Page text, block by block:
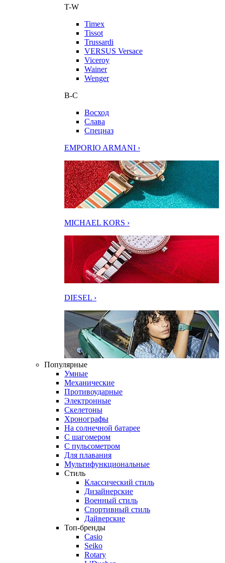
T-W
Timex
Tissot
Trussardi
VERSUS Versace
Viceroy
Wainer
Wenger
В-С
Восход
Слава
Спецназ
EMPORIO ARMANI ›
MICHAEL KORS ›
DIESEL ›
Популярные
Умные
Механические
Противоударные
Электронные
Скелетоны
Хронографы
На солнечной батарее
С шагомером
С пульсометром
Для плавания
Мультифункциональные
Стиль
Классический стиль
Дизайнерские
Военный стиль
Спортивный стиль
Дайверские
Топ-бренды
Casio
Seiko
Rotary